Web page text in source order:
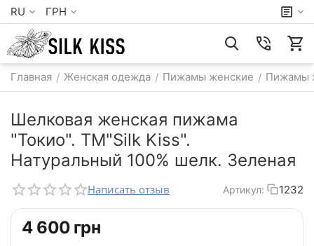
RU ГРН
Главная / Женская одежда / Пижамы женские / Пижамы
Шелковая женская пижама
"Токио". TM"Silk Kiss".
Натуральный 100% шелк. Зеленая
Написать отзыв Артикул: 1232
‍4 600‍ грн